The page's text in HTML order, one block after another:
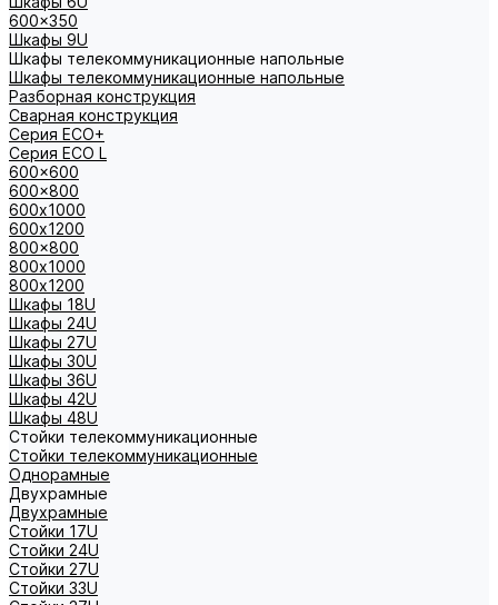
600x350
Шкафы 9U
Шкафы телекоммуникационные напольные
Шкафы телекоммуникационные напольные
Разборная конструкция
Сварная конструкция
Серия ECO+
Серия ECO L
600x600
600x800
600х1000
600х1200
800x800
800х1000
800х1200
Шкафы 18U
Шкафы 24U
Шкафы 27U
Шкафы 30U
Шкафы 36U
Шкафы 42U
Шкафы 48U
Стойки телекоммуникационные
Стойки телекоммуникационные
Однорамные
Двухрамные
Двухрамные
Стойки 17U
Стойки 24U
Стойки 27U
Стойки 33U